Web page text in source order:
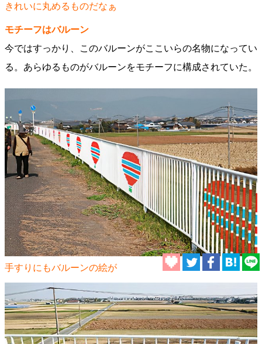
きれいに丸めるものだなぁ
モチーフはバルーン
今ではすっかり、このバルーンがここいらの名物になってい
る。あらゆるものがバルーンをモチーフに構成されていた。
手すりにもバルーンの絵が